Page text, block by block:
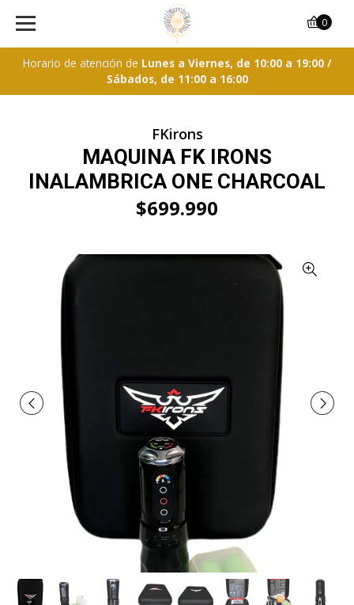
Horario de atención de Lunes a Viernes, de 10:00 a 19:00 /
Sábados, de 11:00 a 16:00
0
FKirons
MAQUINA FK IRONS
INALAMBRICA ONE CHARCOAL
$699.990